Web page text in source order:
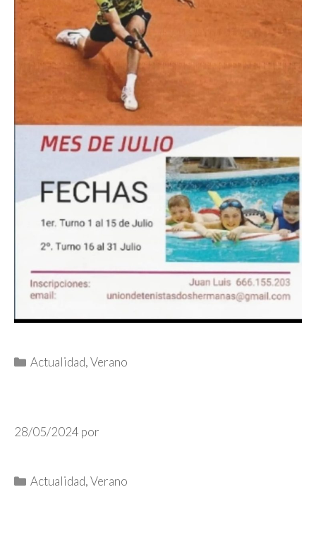
Categorías
Actualidad,Verano
28/05/2024 por
Categorías
Actualidad,Verano